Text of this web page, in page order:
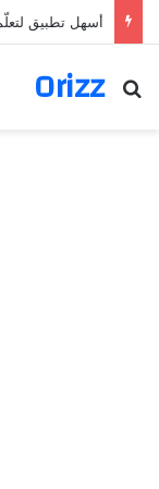
أسهل تطبيق لتعلّم أكثر من 160
Orizz
بحث عن